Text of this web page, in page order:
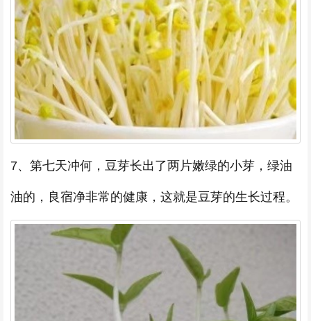
7、第七天冲何，豆芽长出了两片嫩绿的小芽，绿油
油的，良宿净非常的健康，这就是豆芽的生长过程。